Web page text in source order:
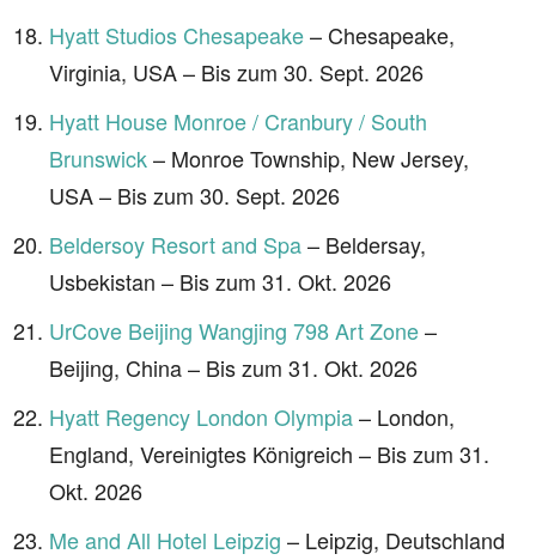
Hyatt Studios Chesapeake– Chesapeake,
Virginia, USA – Bis zum 30. Sept. 2026
Hyatt House Monroe / Cranbury / South
Brunswick– Monroe Township, New Jersey,
USA – Bis zum 30. Sept. 2026
Beldersoy Resort and Spa– Beldersay,
Usbekistan – Bis zum 31. Okt. 2026
UrCove Beijing Wangjing 798 Art Zone–
Beijing, China – Bis zum 31. Okt. 2026
Hyatt Regency London Olympia– London,
England, Vereinigtes Königreich – Bis zum 31.
Okt. 2026
Me and All Hotel Leipzig – Leipzig, Deutschland